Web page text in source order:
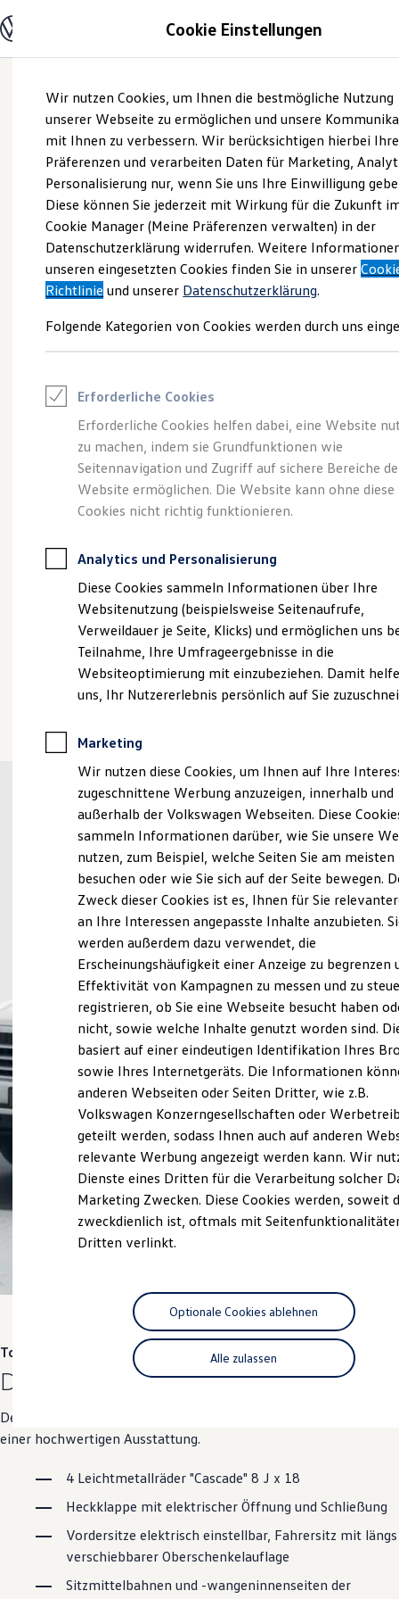
Hauptinhalt
springen
Footer
springen
Modelle und Konfigurator
Modelle vergleichen
Elektroautos
ENERGY Sondermodelle
Nutzfahrzeuge
SUV und CUV
Familienautos
Kombis
Kompaktwagen
Sportwagen
Schnell verfügbare Fahrzeuge
Angebote und Produkte
Aktuelle Angebote
E-Auto-Förderung
Volkswagen Marktplatz
Junge Gebrauchtwagen und Gebrauchtwagen
Saisonangebote
Leasing
Leasing-Angebote
Gebrauchtwagen Leasing
Junge Gebrauchtwagen-Leasing
Elektroauto Leasing
Kleinwagen-Leasing
Leasing ohne Anzahlung
Autokredit mit Schlussrate
Versicherungen und Garantien
Kfz-Versicherung
Restschuldversicherungen
Garantien
Wartungsverträge
Geschäftskunden
Professional Class bei Volkswagen
Großkunden
Behörden
Anpfiff zum Gewinn
Elektroautos
ID. Tutorials
Elektrofahrzeugkonzepte
Reichweite
Reichweite der ID. Modelle
Reichweite im Winter
Laden
Laden unterwegs
Laden Zuhause
Ladezeitensimulator
Batterie
Sicherheit
Garantie und Lebensdauer
Nachhaltigkeit
Technologie
Kosten und Kauf
Verbrauchskosten
Kaufoptionen
E-Auto-Förderung
Software und Konnektivität
Die ID. Software 6
ID. Software Versionen und Updates
Digitale Extras
Schnittstellen zu Ihrem ID.
Hybridautos
Marke und Erlebnis
Volkswagen R und R Experience
Driving Experience
Volkswagen entdecken
Werkbesichtigung
Factory visit
Lifestyle Shop
T-Roc Kollektion
R-Kollektion
GTI Kollektion
we drive football
#wedriveproud
Besitzer und Service
myVolkswagen
Software Updates
Service und Ersatzteile
Inspektion und HU/AU
Sportlich, edel,
elegant:der Touareg
Impressum & Rechtliches)
Touareg
Die Einsteiger-Ausstattung
Der
einer hochwertigen Ausstattung.
4 Leichtmetallräder "Cascade" 8 J x 18
Heckklappe mit elektrischer Öffnung und Schließung
Vordersitze elektrisch einstellbar, Fahrersitz mit längs
verschiebbarer Oberschenkelauflage
Sitzmittelbahnen und -wangeninnenseiten der
Cookie Einstellungen
Wir nutzen Cookies, um Ihnen die bestmögliche Nutzung
unserer Webseite zu ermöglichen und unsere
mit Ihnen zu verbessern. Wir berücksichtigen hierbei Ihre
Präferenzen und verarbeiten Daten für Marketing,
Personalisierung nur, wenn Sie uns Ihre Einwilligung
Diese können Sie jederzeit mit Wirkung für die Zukunft
Cookie Manager (Meine Präferenzen verwalten) in der
Datenschutzerklärung widerrufen. Weitere
unseren eingesetzten Cookies finden Sie in unserer
Richtlinie und unserer Datenschutzerklärung.
Folgende Kategorien von Cookies werden durch uns
Erforderliche Cookies
Erforderliche Cookies helfen dabei, eine Website
zu machen, indem sie Grundfunktionen wie
Seitennavigation und Zugriff auf sichere Bereiche
Website ermöglichen. Die Website kann ohne diese
Cookies nicht richtig funktionieren.
Analytics und Personalisierung
Diese Cookies sammeln Informationen über Ihre
Websitenutzung (beispielsweise Seitenaufrufe,
Verweildauer je Seite, Klicks) und ermöglichen uns
Teilnahme, Ihre Umfrageergebnisse in die
Websiteoptimierung mit einzubeziehen. Damit
uns, Ihr Nutzererlebnis persönlich auf Sie
Marketing
Wir nutzen diese Cookies, um Ihnen auf Ihre
zugeschnittene Werbung anzuzeigen, innerhalb und
außerhalb der Volkswagen Webseiten. Diese
sammeln Informationen darüber, wie Sie unsere
nutzen, zum Beispiel, welche Seiten Sie am meisten
besuchen oder wie Sie sich auf der Seite bewegen.
Zweck dieser Cookies ist es, Ihnen für Sie
an Ihre Interessen angepasste Inhalte anzubieten.
werden außerdem dazu verwendet, die
Erscheinungshäufigkeit einer Anzeige zu begrenzen
Effektivität von Kampagnen zu messen und zu
registrieren, ob Sie eine Webseite besucht haben
nicht, sowie welche Inhalte genutzt worden sind.
basiert auf einer eindeutigen Identifikation Ihres
sowie Ihres Internetgeräts. Die Informationen
anderen Webseiten oder Seiten Dritter, wie z.B.
Volkswagen Konzerngesellschaften oder
geteilt werden, sodass Ihnen auch auf anderen
relevante Werbung angezeigt werden kann. Wir
Dienste eines Dritten für die Verarbeitung solcher
Marketing Zwecken. Diese Cookies werden, soweit
zweckdienlich ist, oftmals mit
Dritten verlinkt.
Alle zulassen
Optionale Cookies ablehnen